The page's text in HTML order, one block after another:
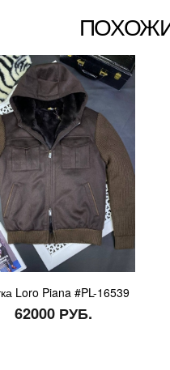
Loro Piana #PL-16539
62000 РУБ.